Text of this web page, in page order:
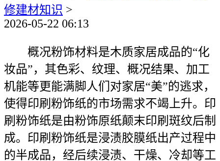
修建材知识 >
2026-05-22 06:13
概况粉饰材料是木质家居成品的“化
妆品”，其色彩、纹理、概况结果、加工
机能等更能满脚人们对家居“美”的逃求，
使得印刷粉饰纸的市场需求不竭上升。印
刷粉饰纸是由粉饰原纸颠末印刷斑纹后制
成。印刷粉饰纸是浸渍胶膜纸出产过程中
的半成品，经后续浸渍、干燥、冷却等工